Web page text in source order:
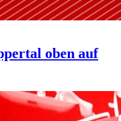
oben auf